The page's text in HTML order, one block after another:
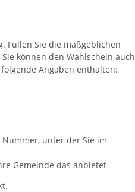
Füllen Sie die maßgeblichen
können den Wahlschein auch
Angaben enthalten:
unter der Sie im
Gemeinde das anbietet